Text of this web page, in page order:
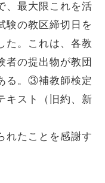
、最大限これを活
験の教区締切日を
た。これは、各教
者の提出物が教団
る。③補教師検定
キスト（旧約、新
れたことを感謝す